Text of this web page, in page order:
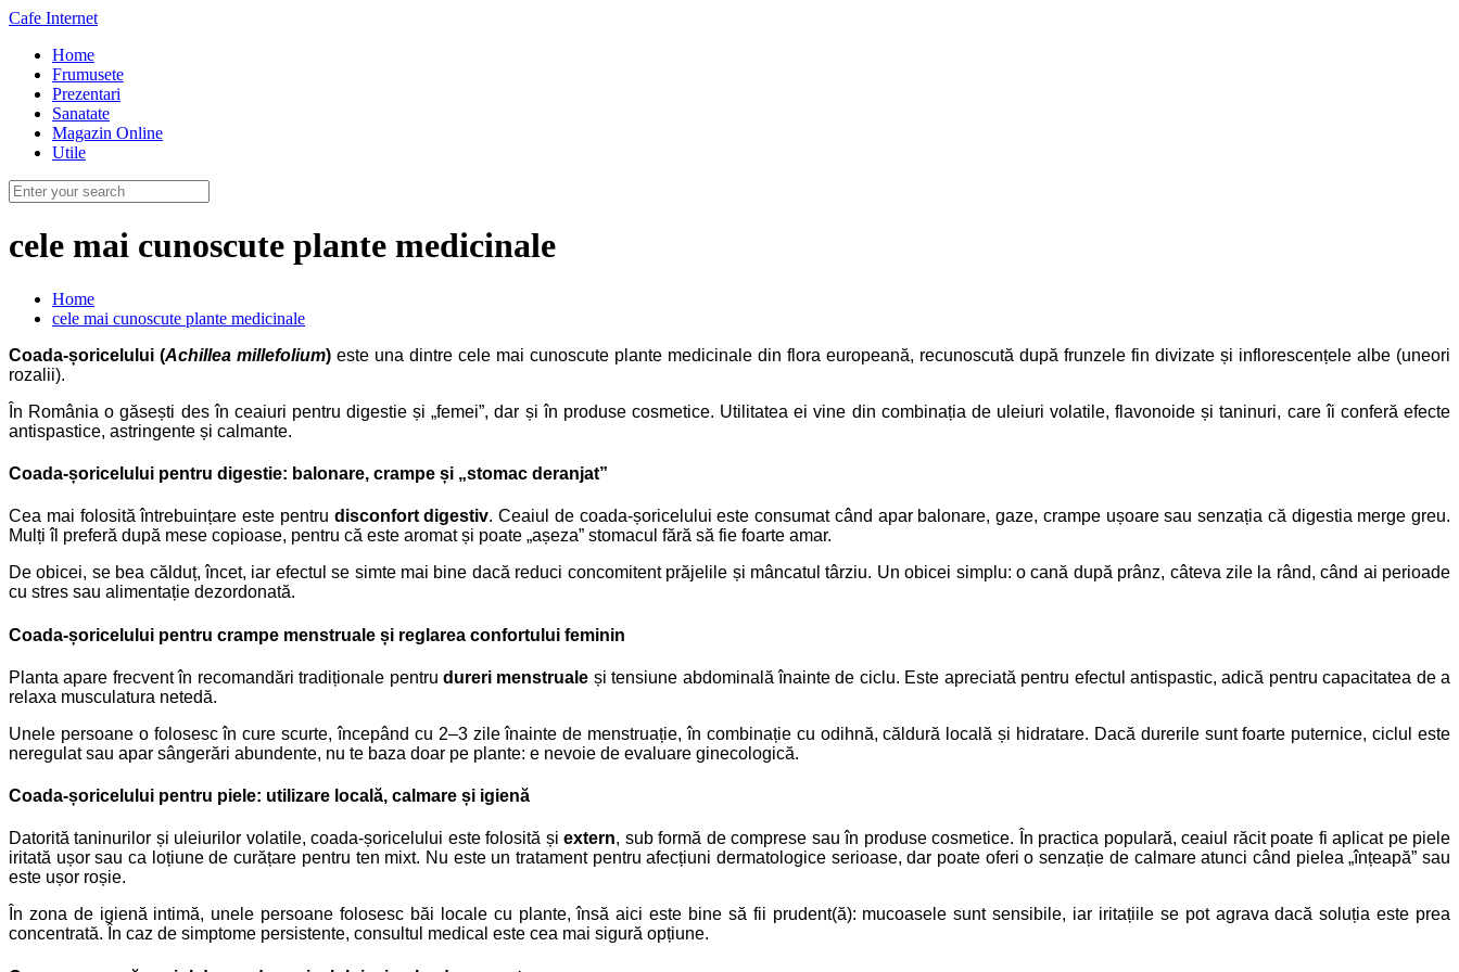
Cafe Internet
Home
Frumusete
Prezentari
Sanatate
Magazin Online
Utile
cele mai cunoscute plante medicinale
Home
cele mai cunoscute plante medicinale
Coada-șoricelului (Achillea millefolium) este una dintre cele mai cunoscute plante medicinale din flora europeană, recunoscută după frunzele fin divizate și inflorescențele albe (uneori
rozalii).
În România o găsești des în ceaiuri pentru digestie și „femei”, dar și în produse cosmetice. Utilitatea ei vine din combinația de uleiuri volatile, flavonoide și taninuri, care îi conferă efecte
antispastice, astringente și calmante.
Coada-șoricelului pentru digestie: balonare, crampe și „stomac deranjat”
Cea mai folosită întrebuințare este pentru disconfort digestiv. Ceaiul de coada-șoricelului este consumat când apar balonare, gaze, crampe ușoare sau senzația că digestia merge greu.
Mulți îl preferă după mese copioase, pentru că este aromat și poate „așeza” stomacul fără să fie foarte amar.
De obicei, se bea călduț, încet, iar efectul se simte mai bine dacă reduci concomitent prăjelile și mâncatul târziu. Un obicei simplu: o cană după prânz, câteva zile la rând, când ai perioade
cu stres sau alimentație dezordonată.
Coada-șoricelului pentru crampe menstruale și reglarea confortului feminin
Planta apare frecvent în recomandări tradiționale pentru dureri menstruale și tensiune abdominală înainte de ciclu. Este apreciată pentru efectul antispastic, adică pentru capacitatea de a
relaxa musculatura netedă.
Unele persoane o folosesc în cure scurte, începând cu 2–3 zile înainte de menstruație, în combinație cu odihnă, căldură locală și hidratare. Dacă durerile sunt foarte puternice, ciclul este
neregulat sau apar sângerări abundente, nu te baza doar pe plante: e nevoie de evaluare ginecologică.
Coada-șoricelului pentru piele: utilizare locală, calmare și igienă
Datorită taninurilor și uleiurilor volatile, coada-șoricelului este folosită șiextern, sub formă de comprese sau în produse cosmetice. În practica populară, ceaiul răcit poate fi aplicat pe piele
iritată ușor sau ca loțiune de curățare pentru ten mixt. Nu este un tratament pentru afecțiuni dermatologice serioase, dar poate oferi o senzație de calmare atunci când pielea „înțeapă” sau
este ușor roșie.
În zona de igienă intimă, unele persoane folosesc băi locale cu plante, însă aici este bine să fii prudent(ă): mucoasele sunt sensibile, iar iritațiile se pot agrava dacă soluția este prea
concentrată. În caz de simptome persistente, consultul medical este cea mai sigură opțiune.